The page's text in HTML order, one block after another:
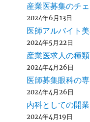
産業医募集のチ
2024年6月13日
医師アルバイト
2024年5月22日
産業医求人の種類
2024年4月26日
医師募集眼科の
2024年4月26日
内科としての開
2024年4月19日